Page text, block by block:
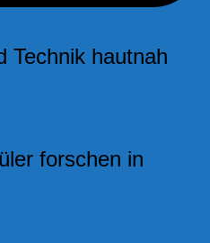
Technik hautnah
forschen in